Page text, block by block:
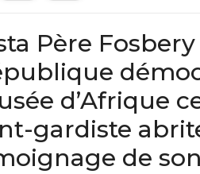
Père
d’Afrique
gardiste
de